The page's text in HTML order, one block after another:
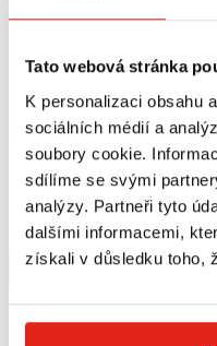
Tato webová stránka
K personalizaci obsahu
sociálních médií a
soubory cookie.
sdílíme se svými
analýzy. Partneři tyto
dalšími informacemi,
získali v důsledku toho,
12 059 Kč s DPH
SW MOTECH URBAN ABS BOČNÉ
KUFRE HUSQVARNA
SVARTPILEN/VITPILEN 401 (23-)
Na objednávku
Koupit